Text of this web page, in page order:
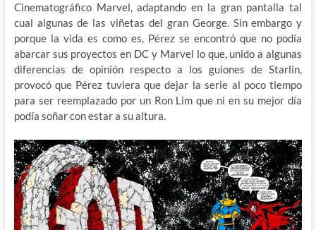
Cinematográfico Marvel, adaptando en la gran pantalla tal
cual algunas de las viñetas del gran George. Sin embargo y
porque la vida es como es, Pérez se encontró que no podía
abarcar sus proyectos en DC y Marvel lo que, unido a algunas
diferencias de opinión respecto a los guiones de Starlin,
provocó que Pérez tuviera que dejar la serie al poco tiempo
para ser reemplazado por un Ron Lim que ni en su mejor día
podía soñar con estar a su altura.